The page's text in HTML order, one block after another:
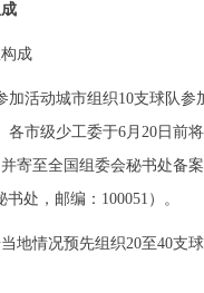
成
活动城市组织10支球队参
各市级少工委于6月20日前
寄至全国组委会秘书处备
书处，邮编：100051）。
情况预先组织20至40支球